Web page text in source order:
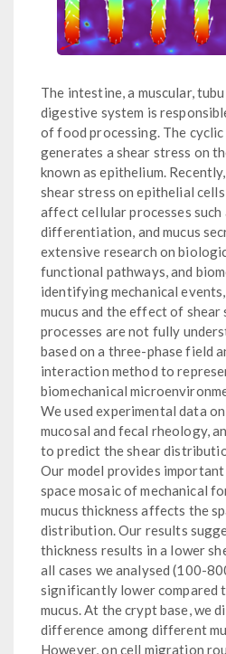
The intestine, a muscular,
digestive system is
of food processing. The
generates a shear stress on
known as epithelium.
shear stress on epithelial
affect cellular processes
differentiation, and mucus
extensive research on
functional pathways, and
identifying mechanical
mucus and the effect of shear
processes are not fully
based on a three-phase field
interaction method to
biomechanical
We used experimental data
mucosal and fecal rheology,
to predict the shear
Our model provides
space mosaic of mechanical
mucus thickness affects the
distribution. Our results
thickness results in a lower
all cases we analysed (100-
significantly lower compared
mucus. At the crypt base, we
difference among different
However, on cell migration